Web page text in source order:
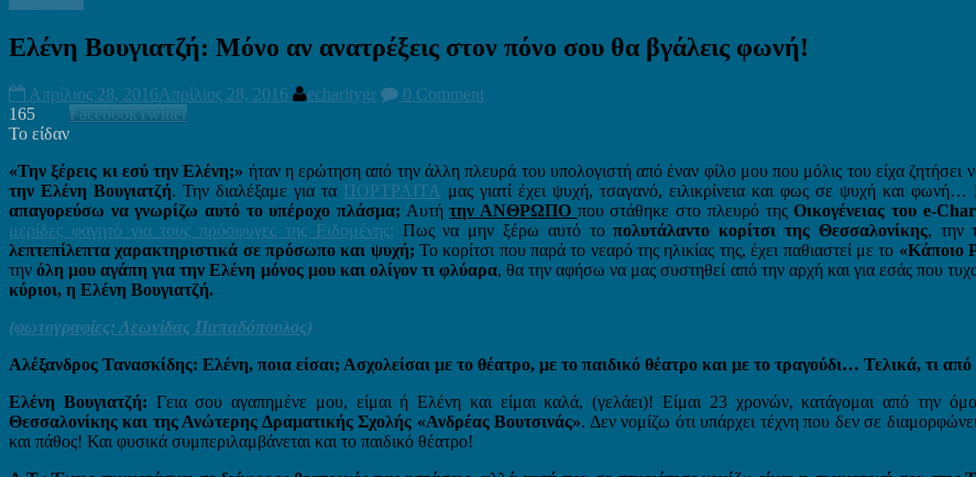
Ελένη Βουγιατζή: Μόνο αν ανατρέξεις στον πόνο σου θα βγάλεις φωνή!
Απρίλιος 28, 2016Απρίλιος 28, 2016 echaritygr
0 Comment
165
Το είδαν
FacebookTwitter
«Την ξέρεις κι εσύ την Ελένη;» ήταν η ερώτηση από την άλλη πλευρά του υπολογιστή από έναν φίλο μου που μόλις του είχα
την Ελένη Βουγιατζή. Την διαλέξαμε για τα ΠΟΡΤΡΑΙΤΑ μας γιατί έχει ψυχή, τσαγανό, ειλικρίνεια και φως σε ψυχή και
απαγορεύσω να γνωρίζω αυτό το υπέροχο πλάσμα; Αυτήτην ΑΝΘΡΩΠΟ που στάθηκε στο πλευρό τηςΟικογένειας του e-
μερίδες φαγητό για τους πρόσφυγες της Ειδομένης; Πως να μην ξέρω αυτό τοπολυτάλαντο κορίτσι της Θεσσαλονίκης, την
λεπτεπίλεπτα χαρακτηριστικά σε πρόσωπο και ψυχή; Το κορίτσι που παρά το νεαρό της ηλικίας της, έχει παθιαστεί με το «Κάποιο
τηνόλη μου αγάπη για την Ελένη μόνος μου και ολίγον τι φλύαρα, θα την αφήσω να μας συστηθεί από την αρχή και για εσάς που
κύριοι, η Ελένη Βουγιατζή.
(φωτογραφίες: Λεωνίδας Παπαδόπουλος)
Αλέξανδρος Τανασκίδης: Ελένη, ποια είσαι; Ασχολείσαι με το θέατρο, με το παιδικό θέατρο και με το τραγούδι… Τελικά, τι
Ελένη Βουγιατζή: Γεια σου αγαπημένε μου, είμαι ή Ελένη και είμαι καλά, (γελάει)! Είμαι 23 χρονών, κατάγομαι από την
Θεσσαλονίκης και της Ανώτερης Δραματικής Σχολής «Ανδρέας Βουτσινάς». Δεν νομίζω ότι υπάρχει τέχνη που δεν σε
και πάθος! Και φυσικά συμπεριλαμβάνεται και το παιδικό θέατρο!